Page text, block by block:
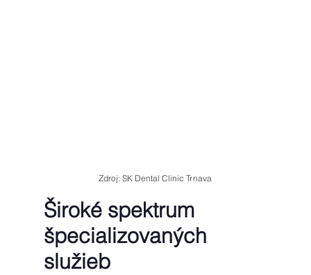
Zdroj: SK Dental Clinic Trnava
Široké spektrum
špecializovaných
služieb